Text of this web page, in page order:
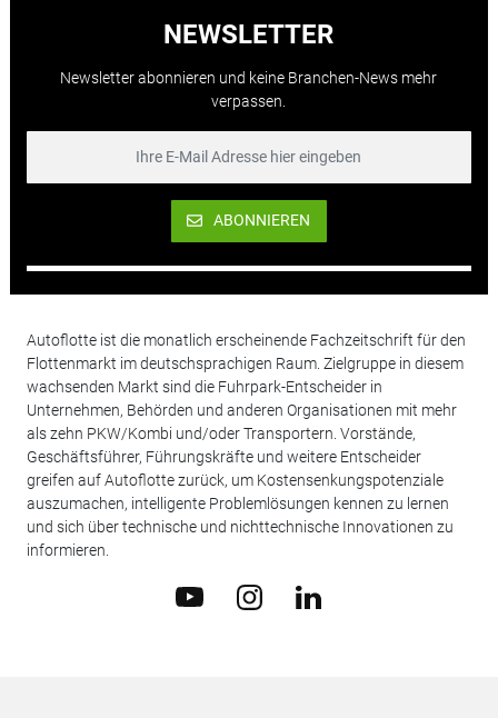
NEWSLETTER
Newsletter abonnieren und keine Branchen-News mehr
verpassen.
ABONNIEREN
Autoflotte ist die monatlich erscheinende Fachzeitschrift für den
Flottenmarkt im deutschsprachigen Raum. Zielgruppe in diesem
wachsenden Markt sind die Fuhrpark-Entscheider in
Unternehmen, Behörden und anderen Organisationen mit mehr
als zehn PKW/Kombi und/oder Transportern. Vorstände,
Geschäftsführer, Führungskräfte und weitere Entscheider
greifen auf Autoflotte zurück, um Kostensenkungspotenziale
auszumachen, intelligente Problemlösungen kennen zu lernen
und sich über technische und nichttechnische Innovationen zu
informieren.